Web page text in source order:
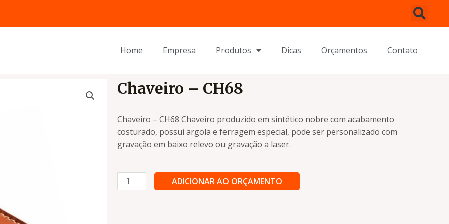
Home Empresa Produtos Dicas Orçamentos Contato
Chaveiro – CH68
Chaveiro – CH68 Chaveiro produzido em sintético nobre com acabamento
costurado, possui argola e ferragem especial, pode ser personalizado com
gravação em baixo relevo ou gravação a laser.
Chaveiro
-
ADICIONAR AO ORÇAMENTO